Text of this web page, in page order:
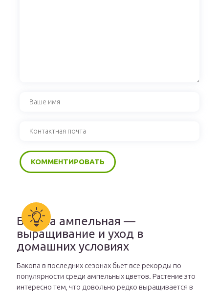
Бакопа ампельная —
выращивание и уход в
домашних условиях
Бакопа в последних сезонах бьет все рекорды по
популярности среди ампельных цветов. Растение это
интересно тем, что довольно редко выращивается в